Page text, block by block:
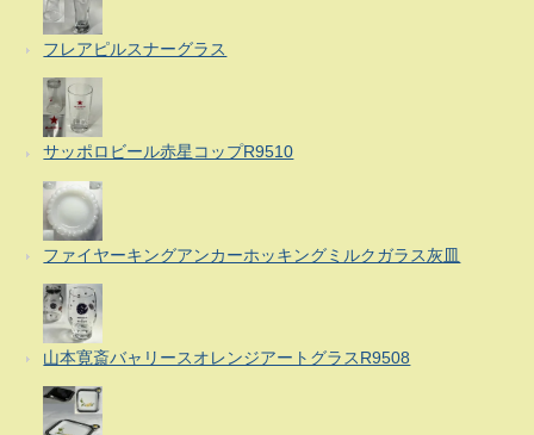
フレアピルスナーグラス
サッポロビール赤星コップR9510
ファイヤーキングアンカーホッキングミルクガラス灰皿
山本寛斎バャリースオレンジアートグラスR9508